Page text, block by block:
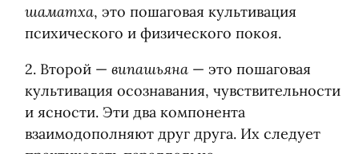
шаматха, это пошаговая культивация
психического и физического покоя.
2. Второй — випашьяна— это пошаговая
культивация осознавания, чувствительности
и ясности. Эти два компонента
взаимодополняют друг друга. Их следует